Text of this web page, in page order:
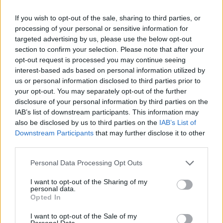
If you wish to opt-out of the sale, sharing to third parties, or
processing of your personal or sensitive information for
targeted advertising by us, please use the below opt-out
section to confirm your selection. Please note that after your
opt-out request is processed you may continue seeing
interest-based ads based on personal information utilized by
us or personal information disclosed to third parties prior to
your opt-out. You may separately opt-out of the further
disclosure of your personal information by third parties on the
IAB’s list of downstream participants. This information may
also be disclosed by us to third parties on the IAB’s List of
Downstream Participants that may further disclose it to other
Please note that this website/app uses one or more Google
not limited to your visit or usage behaviour. You may click to
grant or deny consent to Google and its third-party tags to
use your data for below specified purposes in below Google
consent section.
Personal Data Processing Opt Outs
I want to opt-out of the Sharing of my
personal data.
Opted In
I want to opt-out of the Sale of my
A képviselők elismerték a helyi
gyermekvédelem teljesítményét
HIRDETÉS
A beszámolót elsőként Gyuris Dávid
(Szövetség)
értékelte, aki bevallása szerint helyi
képviselőként mindig fontosnak tartja a